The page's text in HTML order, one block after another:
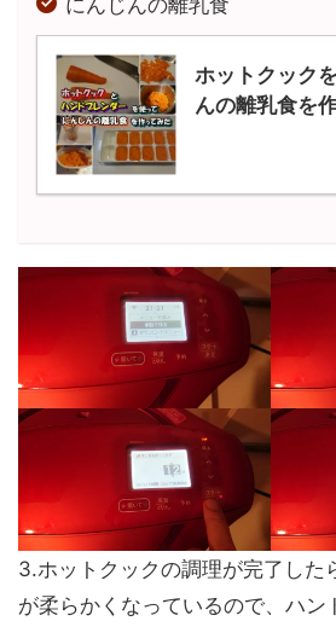
ホットクック
んの離乳食を
3.ホットクックの調理が完了した
が柔らかくなっているので、ハン